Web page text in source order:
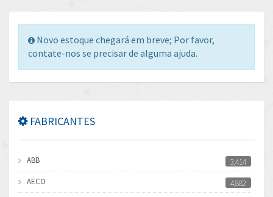
Novo estoque chegará em breve; Por favor,
contate-nos se precisar de alguma ajuda.
FABRICANTES
ABB
3,414
AECO
4,882